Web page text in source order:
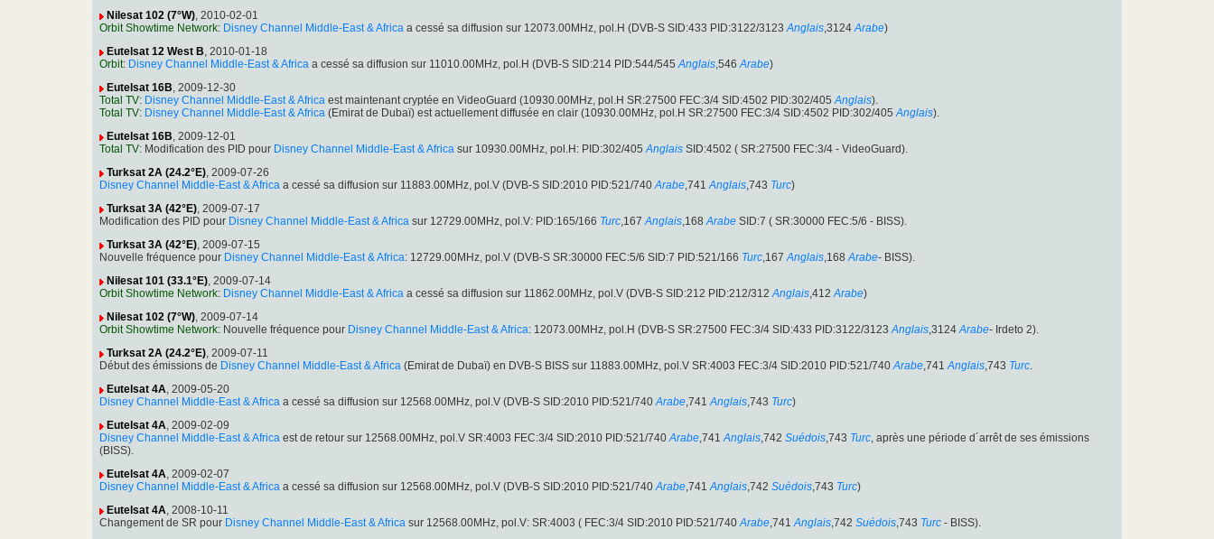
Nilesat 102 (7°W), 2010-02-01
Orbit Showtime Network: Disney Channel Middle-East & Africa a cessé sa diffusion sur 12073.00MHz, pol.H (DVB-S SID:433 PID:3122/3123 Anglais,3124 Arabe)
Eutelsat 12 West B, 2010-01-18
Orbit: Disney Channel Middle-East & Africa a cessé sa diffusion sur 11010.00MHz, pol.H (DVB-S SID:214 PID:544/545 Anglais,546 Arabe)
Eutelsat 16B, 2009-12-30
Total TV: Disney Channel Middle-East & Africa est maintenant cryptée en VideoGuard (10930.00MHz, pol.H SR:27500 FEC:3/4 SID:4502 PID:302/405 Anglais).
Total TV: Disney Channel Middle-East & Africa (Emirat de Dubaï) est actuellement diffusée en clair (10930.00MHz, pol.H SR:27500 FEC:3/4 SID:4502 PID:302/405 Anglais).
Eutelsat 16B, 2009-12-01
Total TV: Modification des PID pour Disney Channel Middle-East & Africa sur 10930.00MHz, pol.H: PID:302/405 Anglais SID:4502 ( SR:27500 FEC:3/4 - VideoGuard).
Turksat 2A (24.2°E), 2009-07-26
Disney Channel Middle-East & Africa a cessé sa diffusion sur 11883.00MHz, pol.V (DVB-S SID:2010 PID:521/740 Arabe,741 Anglais,743 Turc)
Turksat 3A (42°E), 2009-07-17
Modification des PID pour Disney Channel Middle-East & Africa sur 12729.00MHz, pol.V: PID:165/166 Turc,167 Anglais,168 Arabe SID:7 ( SR:30000 FEC:5/6 - BISS).
Turksat 3A (42°E), 2009-07-15
Nouvelle fréquence pour Disney Channel Middle-East & Africa: 12729.00MHz, pol.V (DVB-S SR:30000 FEC:5/6 SID:7 PID:521/166 Turc,167 Anglais,168 Arabe- BISS).
Nilesat 101 (33.1°E), 2009-07-14
Orbit Showtime Network: Disney Channel Middle-East & Africa a cessé sa diffusion sur 11862.00MHz, pol.V (DVB-S SID:212 PID:212/312 Anglais,412 Arabe)
Nilesat 102 (7°W), 2009-07-14
Orbit Showtime Network: Nouvelle fréquence pour Disney Channel Middle-East & Africa: 12073.00MHz, pol.H (DVB-S SR:27500 FEC:3/4 SID:433 PID:3122/3123 Anglais,3124 Arabe- Irdeto 2).
Turksat 2A (24.2°E), 2009-07-11
Début des émissions de Disney Channel Middle-East & Africa (Emirat de Dubaï) en DVB-S BISS sur 11883.00MHz, pol.V SR:4003 FEC:3/4 SID:2010 PID:521/740 Arabe,741 Anglais,743 Turc.
Eutelsat 4A, 2009-05-20
Disney Channel Middle-East & Africa a cessé sa diffusion sur 12568.00MHz, pol.V (DVB-S SID:2010 PID:521/740 Arabe,741 Anglais,743 Turc)
Eutelsat 4A, 2009-02-09
Disney Channel Middle-East & Africa est de retour sur 12568.00MHz, pol.V SR:4003 FEC:3/4 SID:2010 PID:521/740 Arabe,741 Anglais,742 Suédois,743 Turc, après une période d´arrêt de ses émissions
(BISS).
Eutelsat 4A, 2009-02-07
Disney Channel Middle-East & Africa a cessé sa diffusion sur 12568.00MHz, pol.V (DVB-S SID:2010 PID:521/740 Arabe,741 Anglais,742 Suédois,743 Turc)
Eutelsat 4A, 2008-10-11
Changement de SR pour Disney Channel Middle-East & Africa sur 12568.00MHz, pol.V: SR:4003 ( FEC:3/4 SID:2010 PID:521/740 Arabe,741 Anglais,742 Suédois,743 Turc - BISS).